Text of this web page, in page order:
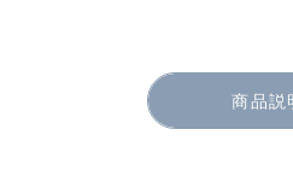
商品説